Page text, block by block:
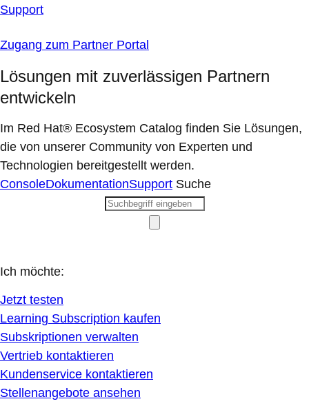
Support
Zugang zum Partner Portal
Lösungen mit zuverlässigen Partnern
entwickeln
Im Red Hat® Ecosystem Catalog finden Sie Lösungen,
die von unserer Community von Experten und
Technologien bereitgestellt werden.
ConsoleDokumentationSupport Suche
Ich möchte:
Jetzt testen
Learning Subscription kaufen
Subskriptionen verwalten
Vertrieb kontaktieren
Kundenservice kontaktieren
Stellenangebote ansehen